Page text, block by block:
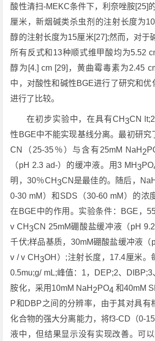
酸性清扫-MEKC条件下，利奈唑胺[25]
厘米，新烟碱类杀虫剂的注射长度为
醇的注射长度为15厘米[27];然而，对于
所有反式和13种顺式维甲酸均为5.52
醇为[4.] cm [29]，黄曲霉毒素为2.45
中，对酸性和碱性BGE进行了研究和优
进行了比较。
在初步实验中，在具有CH3CN
性BGE中不能实现基线分离。最初研究
CN（25-35％）与含有25mM NaH 2
（pH 2.3 ad-）的缓冲液。用3 MH3PO
明，30％CH3CN是最佳的。随后，NaH
0-30 mM）和SDS（30-60 mM）的浓
在BGE中的作用。实验条件：BGE，
v CH3CN 25mM硼酸盐缓冲液（pH
千伏;样品基质，30mM硼酸盐缓冲液（
v / v CH3OH）;注射长度，17.4厘米。
0.5mu;g/ mL;峰值：1，DEP;2、DIBP;3
胺化，采用10mM NaH 2PO4 和40mM
P和DBP之间的分辨率，由于其对具有
化合物的强大分离能力，将f3-CD（0-
液中，但结果显示没有实现改善。可